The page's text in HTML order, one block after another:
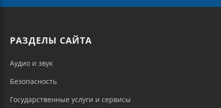
РАЗДЕЛЫ САЙТА
Аудио и звук
Безопасность
Государственные услуги и сервисы